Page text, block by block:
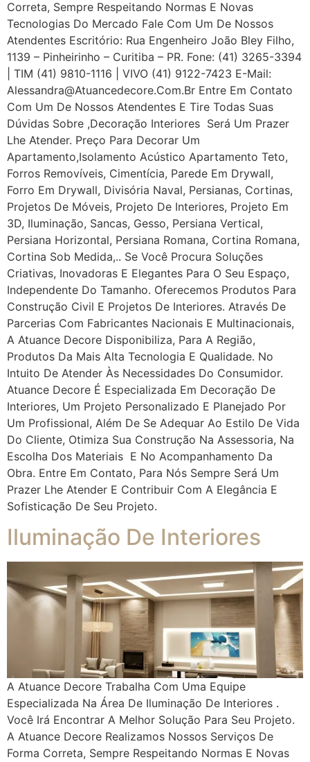
Correta, Sempre Respeitando Normas E Novas
Tecnologias Do Mercado Fale Com Um De Nossos
Atendentes Escritório: Rua Engenheiro João Bley Filho,
1139 – Pinheirinho – Curitiba – PR. Fone: (41) 3265-3394
| TIM (41) 9810-1116 | VIVO (41) 9122-7423 E-Mail:
Alessandra@atuancedecore.com.br Entre Em Contato
Com Um De Nossos Atendentes E Tire Todas Suas
Dúvidas Sobre ,Decoração Interiores Será Um Prazer
Lhe Atender. Preço Para Decorar Um
Apartamento,Isolamento Acústico Apartamento Teto,
Forros Removíveis, Cimentícia, Parede Em Drywall,
Forro Em Drywall, Divisória Naval, Persianas, Cortinas,
Projetos De Móveis, Projeto De Interiores, Projeto Em
3D, Iluminação, Sancas, Gesso, Persiana Vertical,
Persiana Horizontal, Persiana Romana, Cortina Romana,
Cortina Sob Medida,.. Se Você Procura Soluções
Criativas, Inovadoras E Elegantes Para O Seu Espaço,
Independente Do Tamanho. Oferecemos Produtos Para
Construção Civil E Projetos De Interiores. Através De
Parcerias Com Fabricantes Nacionais E Multinacionais,
A Atuance Decore Disponibiliza, Para A Região,
Produtos Da Mais Alta Tecnologia E Qualidade. No
Intuito De Atender Às Necessidades Do Consumidor.
Atuance Decore É Especializada Em Decoração De
Interiores, Um Projeto Personalizado E Planejado Por
Um Profissional, Além De Se Adequar Ao Estilo De Vida
Do Cliente, Otimiza Sua Construção Na Assessoria, Na
Escolha Dos Materiais E No Acompanhamento Da
Obra. Entre Em Contato, Para Nós Sempre Será Um
Prazer Lhe Atender E Contribuir Com A Elegância E
Sofisticação De Seu Projeto.
Iluminação De Interiores
A Atuance Decore Trabalha Com Uma Equipe
Especializada Na Área De Iluminação De Interiores .
Você Irá Encontrar A Melhor Solução Para Seu Projeto.
A Atuance Decore Realizamos Nossos Serviços De
Forma Correta, Sempre Respeitando Normas E Novas